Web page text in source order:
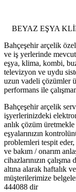
BEYAZ EŞYA
Bahçeşehir arçelik
ve iş yerlerinde
eşya, klima, kombi,
televizyon ve uydu
uzun vadeli çözümler
performans ile
Bahçeşehir arçelik
işyerlerinizdeki
anlık çözüm
eşyalarınızın
problemleri tespit
ve bakım / onarım
cihazlarınızın çalışma
altına alarak haftalık
müşterilerimize
444088 dir